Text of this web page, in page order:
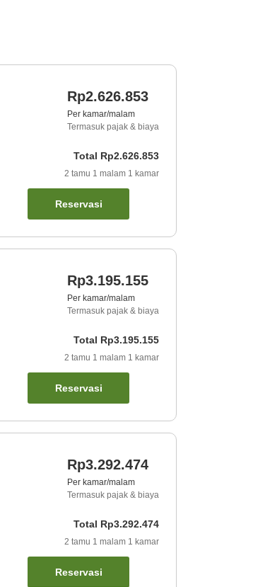
Rp2.626.853
Per kamar/malam
Termasuk pajak & biaya
Total Rp2.626.853
2 tamu 1 malam 1 kamar
Reservasi
Rp3.195.155
Per kamar/malam
Termasuk pajak & biaya
Total Rp3.195.155
2 tamu 1 malam 1 kamar
Reservasi
Rp3.292.474
Per kamar/malam
Termasuk pajak & biaya
Total Rp3.292.474
2 tamu 1 malam 1 kamar
Reservasi